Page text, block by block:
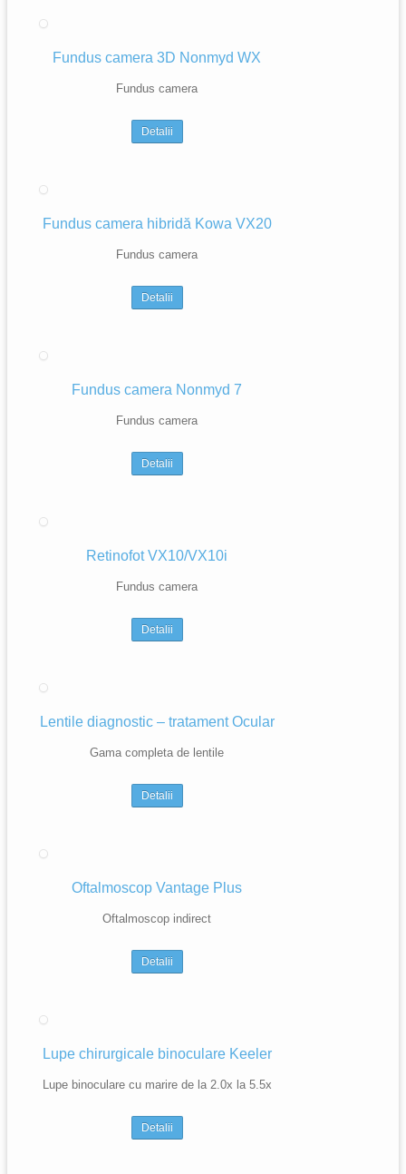
Fundus camera 3D Nonmyd WX
Fundus camera
Detalii
Fundus camera hibridă Kowa VX20
Fundus camera
Detalii
Fundus camera Nonmyd 7
Fundus camera
Detalii
Retinofot VX10/VX10i
Fundus camera
Detalii
Lentile diagnostic – tratament Ocular
Gama completa de lentile
Detalii
Oftalmoscop Vantage Plus
Oftalmoscop indirect
Detalii
Lupe chirurgicale binoculare Keeler
Lupe binoculare cu marire de la 2.0x la 5.5x
Detalii